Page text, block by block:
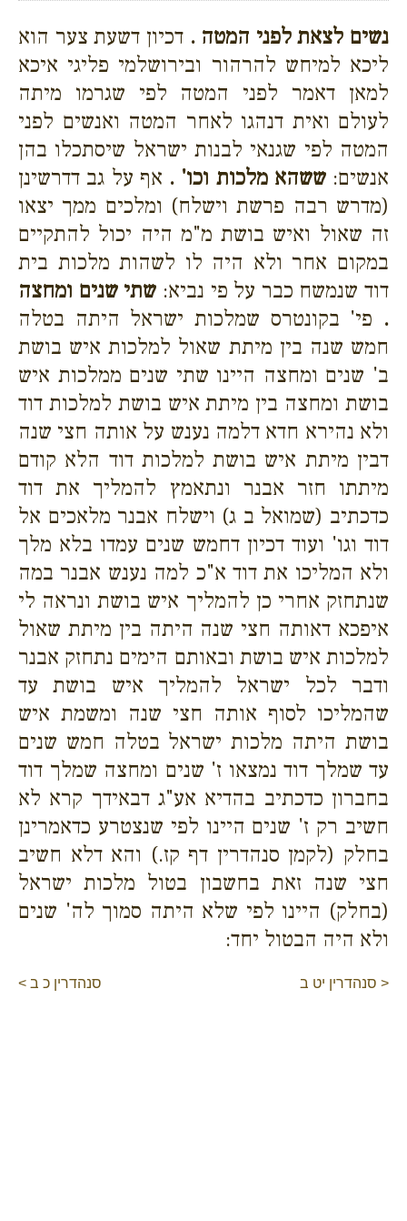
נשים לצאת לפני המטה . דכיון דשעת צער הוא
ליכא למיחש להרהור ובירושלמי פליגי איכא
למאן דאמר לפני המטה לפי שגרמו מיתה
לעולם ואית דנהגו לאחר המטה ואנשים לפני
המטה לפי שגנאי לבנות ישראל שיסתכלו בהן
אנשים:ששהא מלכות וכו' . אף על גב דדרשינן
(מדרש רבה פרשת וישלח) ומלכים ממך יצאו
זה שאול ואיש בושת מ"מ היה יכול להתקיים
במקום אחר ולא היה לו לשהות מלכות בית
דוד שנמשח כבר על פי נביא: שתי שנים ומחצה
. פי' בקונטרס שמלכות ישראל היתה בטלה
חמש שנה בין מיתת שאול למלכות איש בושת
ב' שנים ומחצה היינו שתי שנים ממלכות איש
בושת ומחצה בין מיתת איש בושת למלכות דוד
ולא נהירא חדא דלמה נענש על אותה חצי שנה
דבין מיתת איש בושת למלכות דוד הלא קודם
מיתתו חזר אבנר ונתאמץ להמליך את דוד
כדכתיב (שמואל ב ג) וישלח אבנר מלאכים אל
דוד וגו' ועוד דכיון דחמש שנים עמדו בלא מלך
ולא המליכו את דוד א"כ למה נענש אבנר במה
שנתחזק אחרי כן להמליך איש בושת ונראה לי
איפכא דאותה חצי שנה היתה בין מיתת שאול
למלכות איש בושת ובאותם הימים נתחזק אבנר
ודבר לכל ישראל להמליך איש בושת עד
שהמליכו לסוף אותה חצי שנה ומשמת איש
בושת היתה מלכות ישראל בטלה חמש שנים
עד שמלך דוד נמצאו ז' שנים ומחצה שמלך דוד
בחברון כדכתיב בהדיא אע"ג דבאידך קרא לא
חשיב רק ז' שנים היינו לפי שנצטרע כדאמרינן
בחלק (לקמן סנהדרין דף קז.) והא דלא חשיב
חצי שנה זאת בחשבון בטול מלכות ישראל
(בחלק) היינו לפי שלא היתה סמוך לה' שנים
ולא היה הבטול יחד:
< סנהדרין יט ב סנהדרין כ ב >